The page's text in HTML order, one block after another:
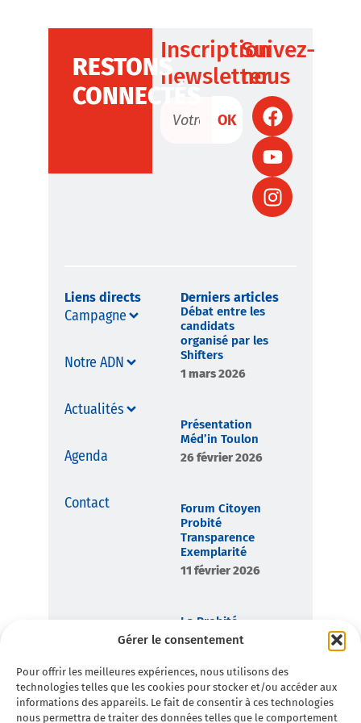
Gérer le consentement
Pour offrir les meilleures expériences, nous utilisons des
technologies telles que les cookies pour stocker et/ou accéder aux
informations des appareils. Le fait de consentir à ces technologies
nous permettra de traiter des données telles que le comportement
Inscription
newsletter
OK
Suivez-
nous
RESTONS
CONNECTÉS
Liens directs
Campagne
Notre ADN
Actualités
Agenda
Contact
Derniers articles
Débat entre les
candidats
organisé par les
Shifters
1 mars 2026
Présentation
Méd’in Toulon
26 février 2026
Forum Citoyen
Probité
Transparence
Exemplarité
11 février 2026
La Probité,
boussole
Toulon en
Commun
7 février 2026